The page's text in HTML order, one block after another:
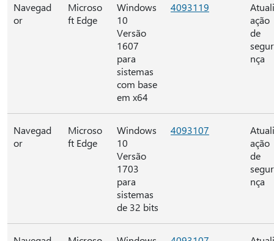
Navegad
or
Microso
ft Edge
Windows
10
Versão
1607
para
sistemas
com base
em x64
4093119
ação
de
nça
Navegad
or
Microso
ft Edge
Windows
10
Versão
1703
para
sistemas
de 32 bits
4093107
ação
de
nça